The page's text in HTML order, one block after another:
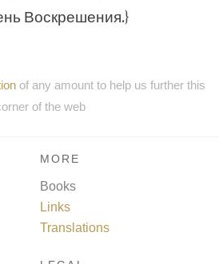
Воскрешения.}
of any amount to help us further this
of the web
MORE
Books
Links
Translations